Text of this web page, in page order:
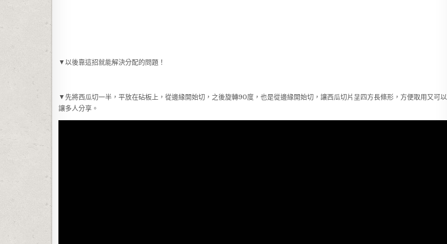
▼以後靠這招就能解決分配的問題！
▼先將西瓜切一半，平放在砧板上，從邊緣開始切，之後旋轉90度，也是從邊緣開始切，讓西瓜切片呈四方長條形，方便取用又可以
讓多人分享。